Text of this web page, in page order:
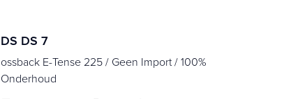
DS DS 7
ossback E-Tense 225 / Geen Import / 100%
Onderhoud